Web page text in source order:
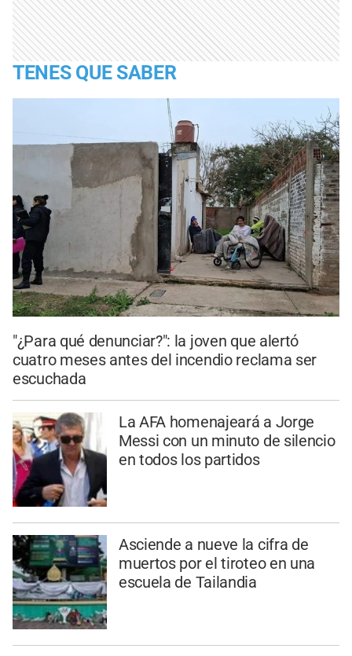
TENES QUE SABER
"¿Para qué denunciar?": la joven que alertó
cuatro meses antes del incendio reclama ser
escuchada
La AFA homenajeará a Jorge
Messi con un minuto de silencio
en todos los partidos
Asciende a nueve la cifra de
muertos por el tiroteo en una
escuela de Tailandia